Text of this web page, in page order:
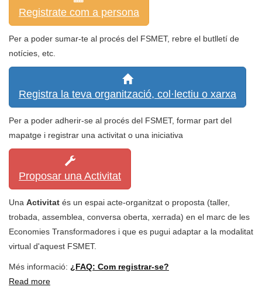
Registrate com a persona
Per a poder sumar-te al procés del FSMET, rebre el butlletí de
notícies, etc.
Registra la teva organització, col·lectiu o xarxa
Per a poder adherir-se al procés del FSMET, formar part del
mapatge i registrar una activitat o una iniciativa
Proposar una Activitat
Una Activitat és un espai acte-organitzat o proposta (taller,
trobada, assemblea, conversa oberta, xerrada) en el marc de les
Economies Transformadores i que es pugui adaptar a la modalitat
virtual d'aquest FSMET.
Més informació: ¿FAQ: Com registrar-se?
Read more